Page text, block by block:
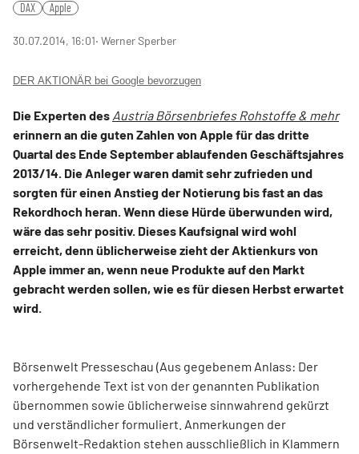
DAX Apple
30.07.2014, 16:01‧ Werner Sperber
DER AKTIONÄR bei Google bevorzugen
Die Experten des Austria Börsenbriefes Rohstoffe & mehr
erinnern an die guten Zahlen von Apple für das dritte
Quartal des Ende September ablaufenden Geschäftsjahres
2013/14. Die Anleger waren damit sehr zufrieden und
sorgten für einen Anstieg der Notierung bis fast an das
Rekordhoch heran. Wenn diese Hürde überwunden wird,
wäre das sehr positiv. Dieses Kaufsignal wird wohl
erreicht, denn üblicherweise zieht der Aktienkurs von
Apple immer an, wenn neue Produkte auf den Markt
gebracht werden sollen, wie es für diesen Herbst erwartet
wird.
Börsenwelt Presseschau (Aus gegebenem Anlass: Der
vorhergehende Text ist von der genannten Publikation
übernommen sowie üblicherweise sinnwahrend gekürzt
und verständlicher formuliert. Anmerkungen der
Börsenwelt-Redaktion stehen ausschließlich in Klammern